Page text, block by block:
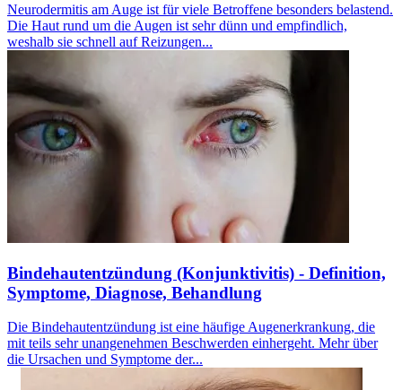
Neurodermitis am Auge ist für viele Betroffene besonders belastend.
Die Haut rund um die Augen ist sehr dünn und empfindlich,
weshalb sie schnell auf Reizungen...
Bindehautentzündung (Konjunktivitis) - Definition,
Symptome, Diagnose, Behandlung
Die Bindehautentzündung ist eine häufige Augenerkrankung, die
mit teils sehr unangenehmen Beschwerden einhergeht. Mehr über
die Ursachen und Symptome der...